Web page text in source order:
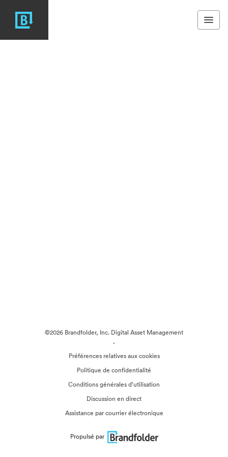
©2026 Brandfolder, Inc. Digital Asset Management
·
Préférences relatives aux cookies
Politique de confidentialité
Conditions générales d’utilisation
Discussion en direct
Assistance par courrier électronique
Propulsé par